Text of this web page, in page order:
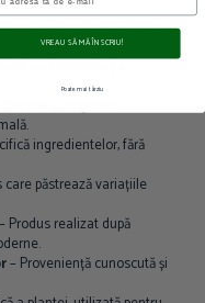
sau aromă apărută prin
pentru protecția
ingredientelor, fără
care păstrează variațiile
– Produs realizat după
– Proveniență cunoscută și
VREAU SĂ MĂ ÎNSCRIU!
Poate mai târziu